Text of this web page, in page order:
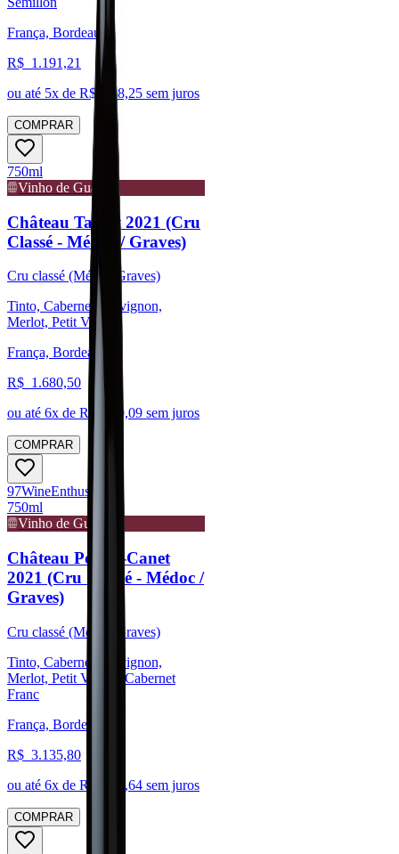
França, Bordeaux
R$ 1.191,21
ou até 5x de R$ 238,25 sem juros
COMPRAR
750ml
Vinho de Guarda
Château Talbot 2021 (Cru
Classé - Médoc / Graves)
Cru classé (Médoc/Graves)
Tinto, Cabernet Sauvignon,
Merlot, Petit Verdot
França, Bordeaux
R$ 1.680,50
ou até 6x de R$ 280,09 sem juros
COMPRAR
97WineEnthusiast
750ml
Vinho de Guarda
Château Pontet-Canet
2021 (Cru Classé - Médoc /
Graves)
Cru classé (Médoc/Graves)
Tinto, Cabernet Sauvignon,
Merlot, Petit Verdot, Cabernet
Franc
França, Bordeaux
R$ 3.135,80
ou até 6x de R$ 522,64 sem juros
COMPRAR